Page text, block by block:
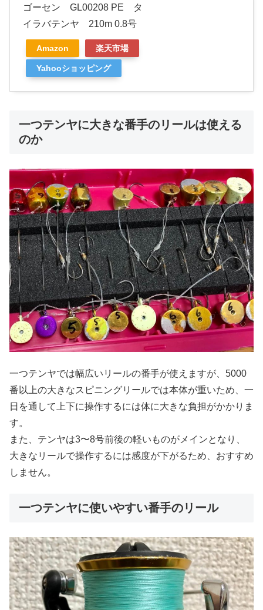
ゴーセン GL00208 PE タ
イラバテンヤ 210m 0.8号
Amazon 楽天市場
Yahooショッピング
一つテンヤに大きな番手のリールは使える
のか
一つテンヤでは幅広いリールの番手が使えますが、5000
番以上の大きなスピニングリールでは本体が重いため、一
日を通して上下に操作するには体に大きな負担がかかりま
す。
また、テンヤは3〜8号前後の軽いものがメインとなり、
大きなリールで操作するには感度が下がるため、おすすめ
しません。
一つテンヤに使いやすい番手のリール